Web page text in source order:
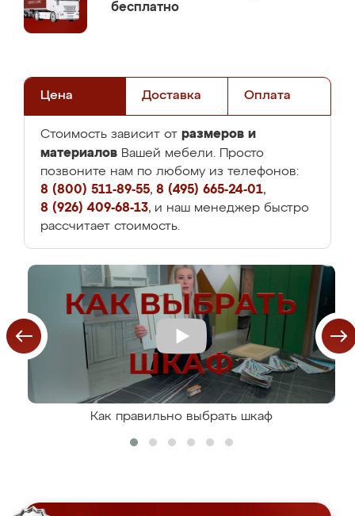
бесплатно
Цена Доставка Оплата
Стоимость зависит от размеров и
материалов Вашей мебели. Просто
позвоните нам по любому из телефонов:
8 (800) 511-89-55, 8 (495) 665-24-01,
8 (926) 409-68-13, и наш менеджер быстро
рассчитает стоимость.
Как правильно выбрать шкаф